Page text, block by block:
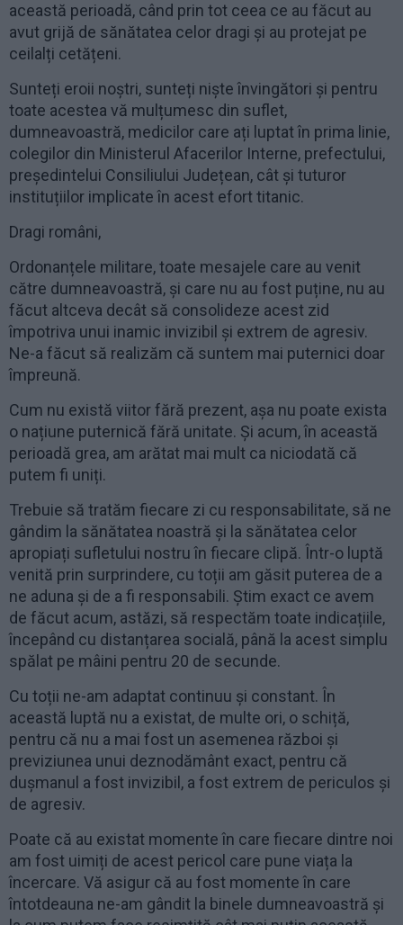
această perioadă, când prin tot ceea ce au făcut au
avut grijă de sănătatea celor dragi și au protejat pe
ceilalți cetățeni.
Sunteți eroii noștri, sunteți niște învingători și pentru
toate acestea vă mulțumesc din suflet,
dumneavoastră, medicilor care ați luptat în prima linie,
colegilor din Ministerul Afacerilor Interne, prefectului,
președintelui Consiliului Județean, cât și tuturor
instituțiilor implicate în acest efort titanic.
Dragi români,
Ordonanțele militare, toate mesajele care au venit
către dumneavoastră, și care nu au fost puține, nu au
făcut altceva decât să consolideze acest zid
împotriva unui inamic invizibil și extrem de agresiv.
Ne-a făcut să realizăm că suntem mai puternici doar
împreună.
Cum nu există viitor fără prezent, așa nu poate exista
o națiune puternică fără unitate. Și acum, în această
perioadă grea, am arătat mai mult ca niciodată că
putem fi uniți.
Trebuie să tratăm fiecare zi cu responsabilitate, să ne
gândim la sănătatea noastră și la sănătatea celor
apropiați sufletului nostru în fiecare clipă. Într-o luptă
venită prin surprindere, cu toții am găsit puterea de a
ne aduna și de a fi responsabili. Știm exact ce avem
de făcut acum, astăzi, să respectăm toate indicațiile,
începând cu distanțarea socială, până la acest simplu
spălat pe mâini pentru 20 de secunde.
Cu toții ne-am adaptat continuu și constant. În
această luptă nu a existat, de multe ori, o schiță,
pentru că nu a mai fost un asemenea război și
previziunea unui deznodământ exact, pentru că
dușmanul a fost invizibil, a fost extrem de periculos și
de agresiv.
Poate că au existat momente în care fiecare dintre noi
am fost uimiți de acest pericol care pune viața la
încercare. Vă asigur că au fost momente în care
întotdeauna ne-am gândit la binele dumneavoastră și